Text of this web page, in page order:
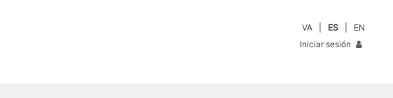
VA ES
EN
Iniciar sesión